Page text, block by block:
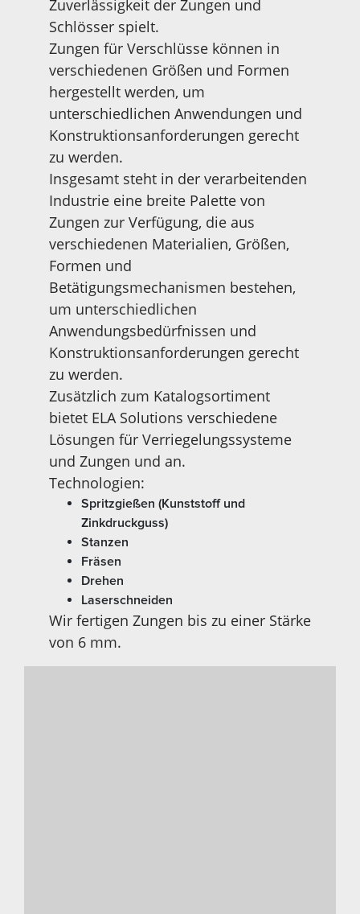
Zuverlässigkeit der Zungen und
Schlösser spielt.
Zungen für Verschlüsse können in
verschiedenen Größen und Formen
hergestellt werden, um
unterschiedlichen Anwendungen und
Konstruktionsanforderungen gerecht
zu werden.
Insgesamt steht in der verarbeitenden
Industrie eine breite Palette von
Zungen zur Verfügung, die aus
verschiedenen Materialien, Größen,
Formen und
Betätigungsmechanismen bestehen,
um unterschiedlichen
Anwendungsbedürfnissen und
Konstruktionsanforderungen gerecht
zu werden.
Zusätzlich zum Katalogsortiment
bietet ELA Solutions verschiedene
Lösungen für Verriegelungssysteme
und Zungen und an.
Technologien:
Spritzgießen (Kunststoff und
Zinkdruckguss)
Stanzen
Fräsen
Drehen
Laserschneiden
Wir fertigen Zungen bis zu einer Stärke
von 6 mm.